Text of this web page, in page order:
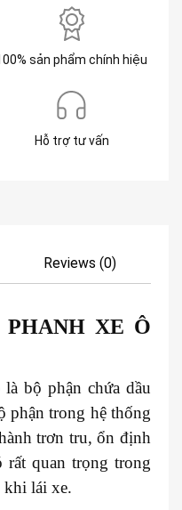
sản phẩm chính hiệu
Hỗ trợ tư vấn
Reviews (0)
XE Ô
bộ phận chứa dầu
phận trong hệ thống
trơn tru, ổn định
rất quan trọng trong
khi lái xe.